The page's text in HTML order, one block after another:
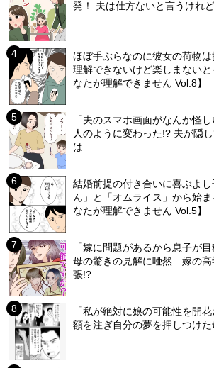
発！ 夫は仕方ないと言うけれ
ほぼ手ぶらなのに彼女の荷物
理解できないけど楽しまない
なたが理解できません Vol.8】
「夫のスマホ画面がなんか怪
人のように変わった!? 夫が隠
は
結婚前提の付き合いに喜ぶよ
ん」と「オムライス」から始
なたが理解できません Vol.5】
「嫁に問題があるから息子が
母の驚きの見解に唖然…嫁の高
張!?
「私が絶対に娘の可能性を開
額を注ぎ自分の夢を押しつけ